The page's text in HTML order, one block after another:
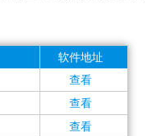
软件地址
查看
查看
查看